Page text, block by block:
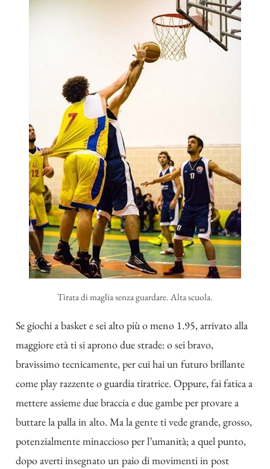
Tirata di maglia senza guardare. Alta scuola.
Se giochi a basket e sei alto più o meno 1.95, arrivato alla
maggiore età ti si aprono due strade: o sei bravo,
bravissimo tecnicamente, per cui hai un futuro brillante
come play razzente o guardia tiratrice. Oppure, fai fatica a
mettere assieme due braccia e due gambe per provare a
buttare la palla in alto. Ma la gente ti vede grande, grosso,
potenzialmente minaccioso per l’umanità; a quel punto,
dopo averti insegnato un paio di movimenti in post